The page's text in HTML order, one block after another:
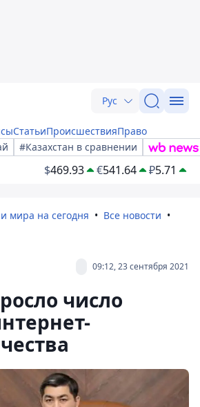
Рус
СтатьиПроисшествияПраво
#Казахстан в сравнении
$469.93 €541.64 ₽5.71
мира на сегодня
Все новости
09:12, 23 сентября 2021
число